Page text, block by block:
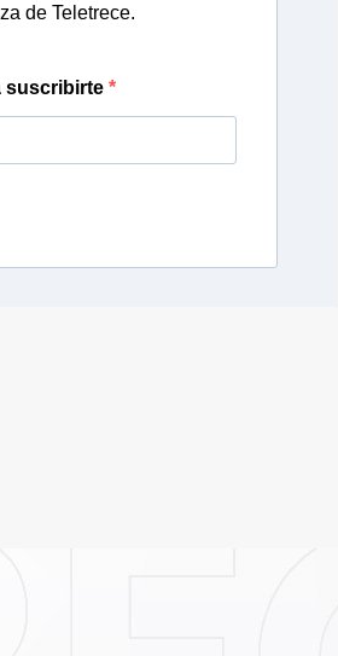
de Teletrece.
suscribirte